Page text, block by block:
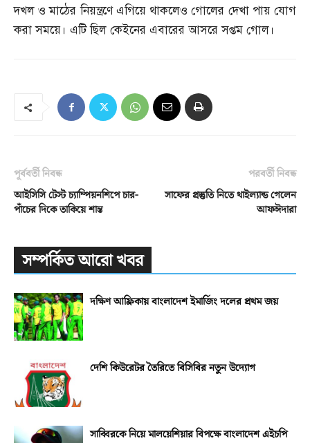
দখল ও মাঠের নিয়ন্ত্রণে এগিয়ে থাকলেও গোলের দেখা পায় যোগ
করা সময়ে। এটি ছিল কেইনের এবারের আসরে সপ্তম গোল।
পূর্ববর্তী নিবন্ধ
আইসিসি টেস্ট চ্যাম্পিয়নশিপে চার-
পাঁচের দিকে তাকিয়ে শান্ত
পরবর্তী নিবন্ধ
সাফের প্রস্তুতি নিতে থাইল্যান্ড গেলেন
আফঈদারা
সম্পর্কিত আরো খবর
দক্ষিণ আফ্রিকায় বাংলাদেশ ইমার্জিং দলের প্রথম জয়
দেশি কিউরেটর তৈরিতে বিসিবির নতুন উদ্যোগ
সাব্বিরকে নিয়ে মালয়েশিয়ার বিপক্ষে বাংলাদেশ এইচপি